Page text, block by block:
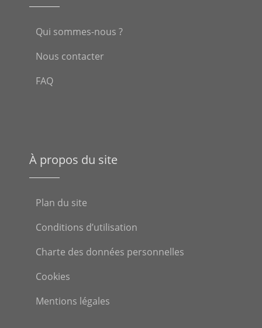
Qui sommes-nous ?
Nous contacter
FAQ
À propos du site
Plan du site
Conditions d’utilisation
Charte des données personnelles
Cookies
Mentions légales